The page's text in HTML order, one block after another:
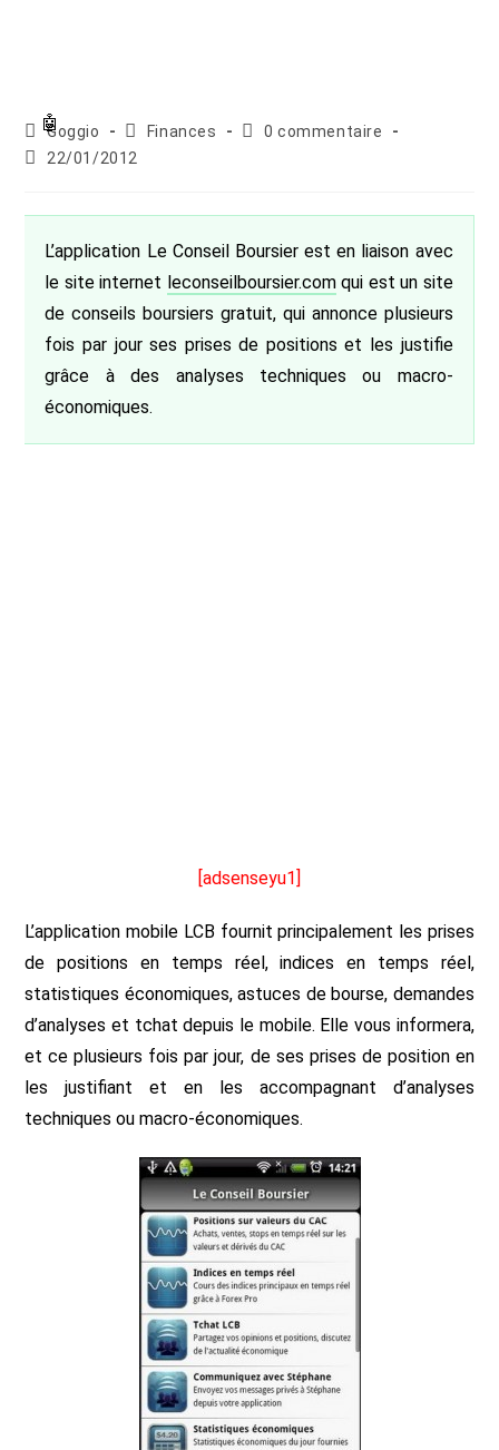
Auteur/autrice
de
Goggio
Post
category:
Finances
Commentaires
0 commentaire
Publication
22/01/2012
L’application Le Conseil Boursier est en liaison avec
le site internet leconseilboursier.comqui est un site
de conseils boursiers gratuit, qui annonce plusieurs
fois par jour ses prises de positions et les justifie
grâce à des analyses techniques ou macro-
économiques.
[adsenseyu1]
L’application mobile LCB fournit principalement les prises
de positions en temps réel, indices en temps réel,
statistiques économiques, astuces de bourse, demandes
d’analyses et tchat depuis le mobile. Elle vous informera,
et ce plusieurs fois par jour, de ses prises de position en
les justifiant et en les accompagnant d’analyses
techniques ou macro-économiques.